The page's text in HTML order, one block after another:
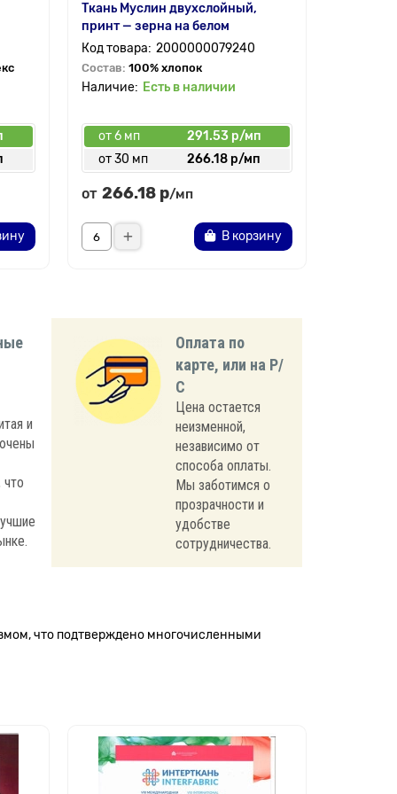
Ткань Муслин двухслойный,
принт — зерна на белом
2000000079240
Состав: 100% хлопок
Есть в наличии
от 6 мп
291.53 р/мп
от 30 мп
266.18 р/мп
от 266.18 р/мп
В корзину
и
что
Оплата по
карте, или на Р/
С
Цена остается
неизменной,
независимо от
способа оплаты.
Мы заботимся о
прозрачности и
удобстве
сотрудничества.
что подтверждено многочисленными